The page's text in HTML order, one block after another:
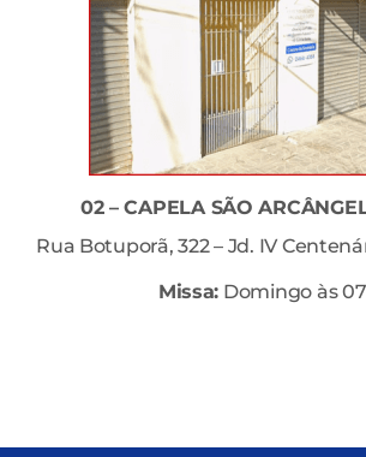
02 – CAPELA SÃO
Rua Botuporã, 322 – Jd. IV
Missa: Domingo às